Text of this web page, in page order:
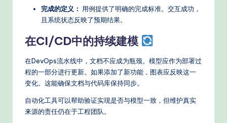
完成的定义： 用例提供了明确的完成标准。交互成功，
且系统状态反映了预期结果。
在CI/CD中的持续建模
在DevOps流水线中，文档不应成为瓶颈。模型应作为部署过
程的一部分进行更新。如果添加了新功能，图表应反映这一
变化。这能确保文档与代码库保持同步。
自动化工具可以帮助验证实现是否与模型一致，但维护真实
来源的责任仍在于工程团队。